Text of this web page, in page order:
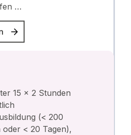
…
15 x 2 Stunden
(< 200
oder < 20 Tagen),